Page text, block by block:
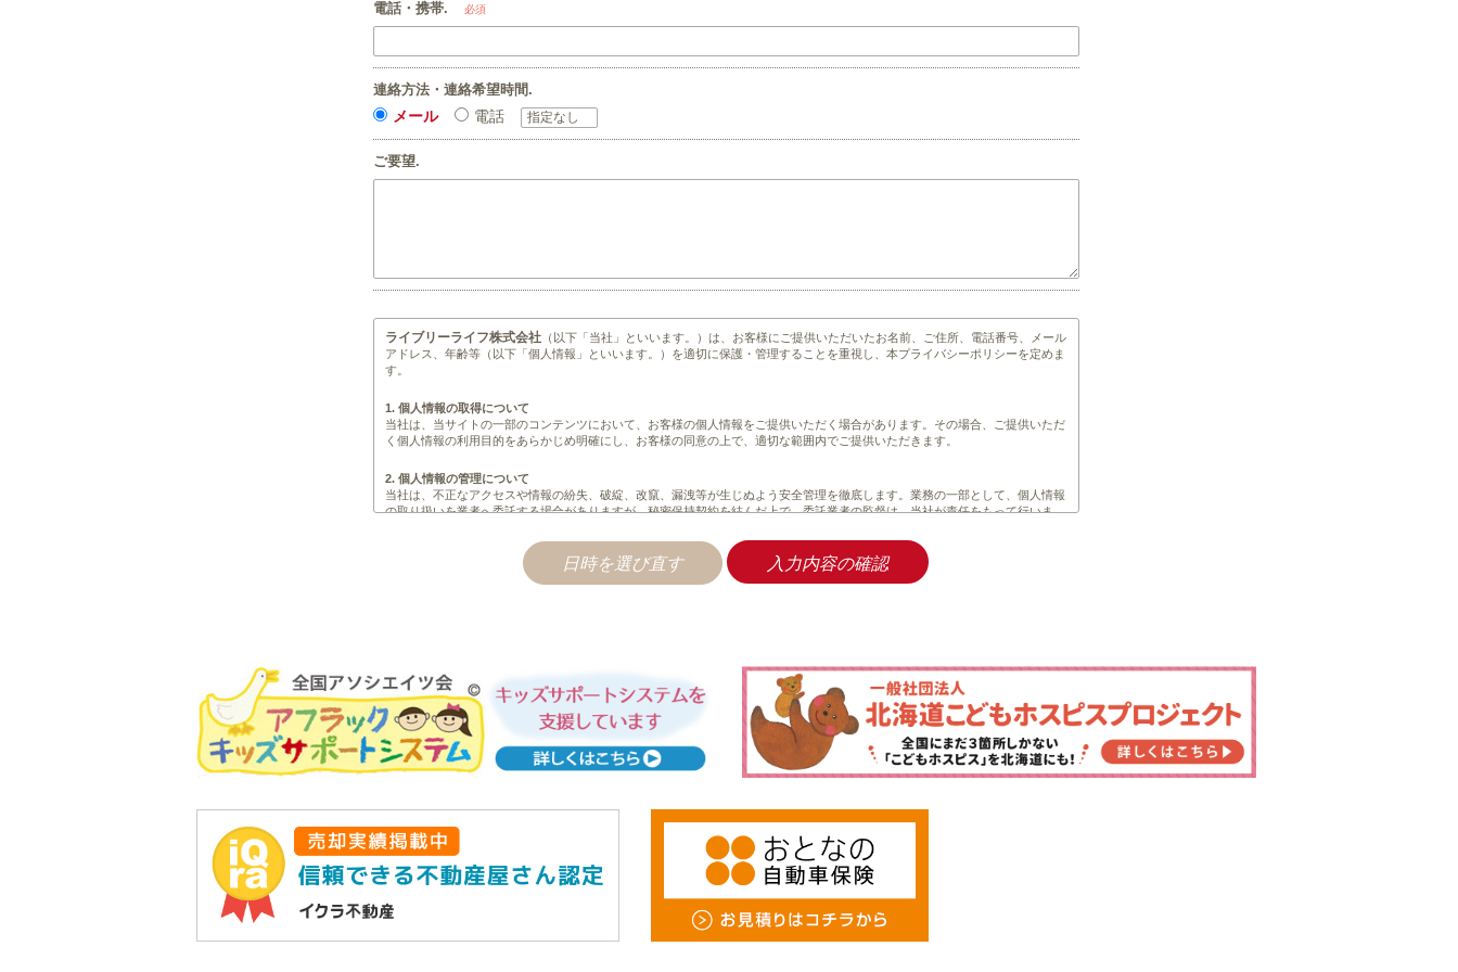
電話・携帯. 必須
連絡方法・連絡希望時間.
メール 電話
ご要望.
ライブリーライフ株式会社（以下「当社」といいます。）は、お客様にご提供いただいたお名前、ご住所、電話番号、メール
アドレス、年齢等（以下「個人情報」といいます。）を適切に保護・管理することを重視し、本プライバシーポリシーを定めま
す。
1. 個人情報の取得について
当社は、当サイトの一部のコンテンツにおいて、お客様の個人情報をご提供いただく場合があります。その場合、ご提供いただ
く個人情報の利用目的をあらかじめ明確にし、お客様の同意の上で、適切な範囲内でご提供いただきます。
2. 個人情報の管理について
当社は、不正なアクセスや情報の紛失、破綻、改竄、漏洩等が生じぬよう安全管理を徹底します。業務の一部として、個人情報
の取り扱いを業者へ委託する場合がありますが、秘密保持契約を結んだ上で、委託業者の監督は、当社が責任をもって行いま
3. 個人情報の利用について
当社は、原則として以下に定める場合を除き、個人情報を第三者に提供しません。
・ お客様の同意がある場合
・ 個人情報保護法その他法令に定めのある場合
5. 個人情報に関するお問い合わせ（訂正・開示・削除）について
当社は、お客様がご自身の個人情報について、開示・訂正・利用停止・消去を申し出られた場合は速やかに対応します。
6. 個人情報保護関連規程の制定・実施・改善
当社は、上記の方針を徹底するため、これを全職員並びに関係者に周知・実施し、本プライバシーポリシーの内容を継続的に見
直し、改善に努めます。
ライブリーライフ株式会社
〒003-0022 札幌市白石区南郷通7丁目南5-8